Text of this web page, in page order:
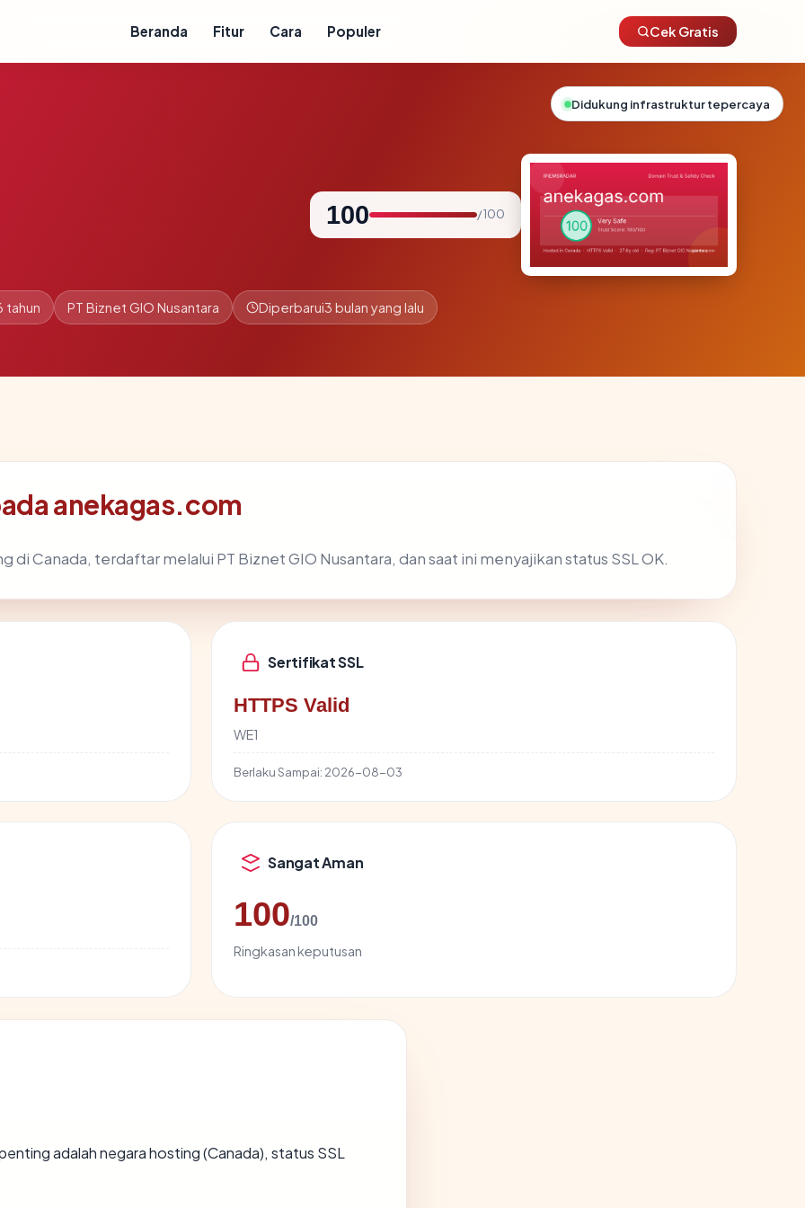
Beranda Fitur Cara Populer Cek Gratis
100 / 100
tahun PT Biznet GIO Nusantara Diperbarui3 bulan yang lalu
anekagas.com
di Canada, terdaftar melalui PT Biznet GIO Nusantara, dan saat ini menyajikan status SSL OK.
Sertifikat SSL
HTTPS Valid
WE1
Berlaku Sampai: 2026-08-03
Sangat Aman
100/100
Ringkasan keputusan
adalah negara hosting (Canada), status SSL
Didukung infrastruktur tepercaya